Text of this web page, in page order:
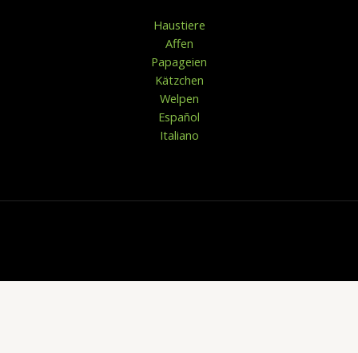
Haustiere
Affen
Papageien
Kätzchen
Welpen
Español
Italiano